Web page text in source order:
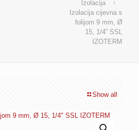
Izolacija
Izolacija cijevna s
folijom 9 mm, Ø
15, 1/4” SSL
IZOTERM
Show all